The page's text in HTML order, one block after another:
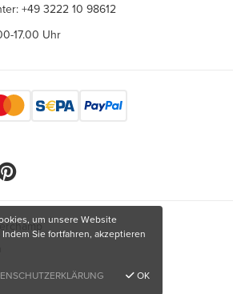
+49 3222 10 98612
17.00 Uhr
um unsere Website
Sie fortfahren, akzeptieren
OK